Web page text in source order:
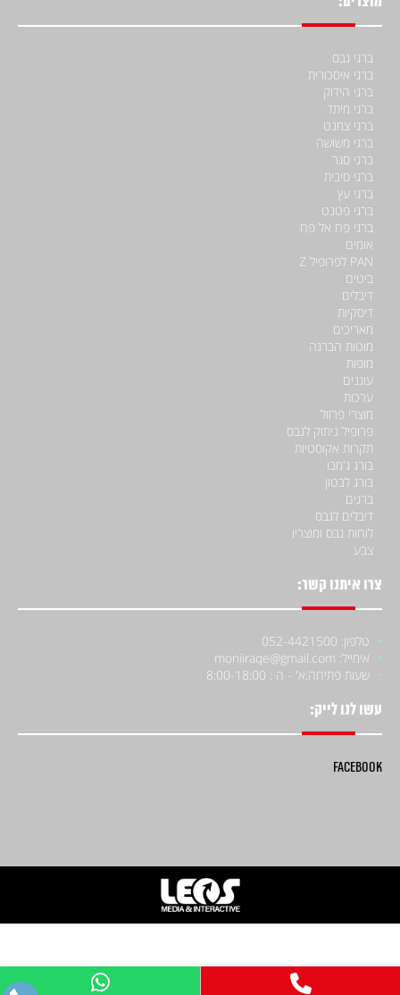
ברגי גבס
ברגי איסכורית
ברגי הידוק
ברגי מיתד
ברגי צמנט
ברגי משושה
ברגי סגר
ברגי סיבית
ברגי עץ
ברגי פטנט
ברגי פח אל פח
אומים
PAN לפרופיל Z
ביטים
דיבלים
דיסקיות
מאריכים
מוטות הברגה
מופות
עוגנים
ערכות
מוצרי פרזול
פרופיל ניתוק לגבס
תקרות אקוסטיות
בורג ג'מבו
בורג לבטון
ברגים
דיבלים לגבס
לוחות גבס ומוצריו
צבע
צרו איתנו קשר:
טלפון: 052-4421500
אימייל: moniiraqe@gmail.com
שעות פתיחה:א' - ה : 8:00-18:00
עשו לנו לייק:
Facebook